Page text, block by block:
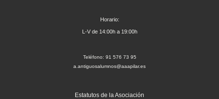
Horario:
L-V de 14:00h a 19:00h
Teléfono: 91 576 73 95
a.antiguosalumnos@aaapilar.es
Estatutos de la Asociación